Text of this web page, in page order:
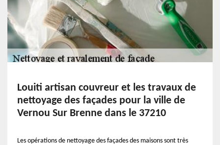
Louiti artisan couvreur et les travaux de
nettoyage des façades pour la ville de
Vernou Sur Brenne dans le 37210
Les opérations de nettoyage des façades des maisons sont très